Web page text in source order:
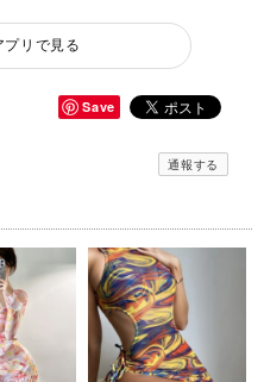
プリで見る
Save
通報する